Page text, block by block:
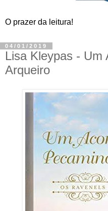
O prazer da leitura!
04/01/2019
Lisa Kleypas - Um
Arqueiro